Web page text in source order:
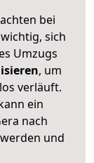
bei
sich
Umzugs
, um
verläuft.
ein
nach
und